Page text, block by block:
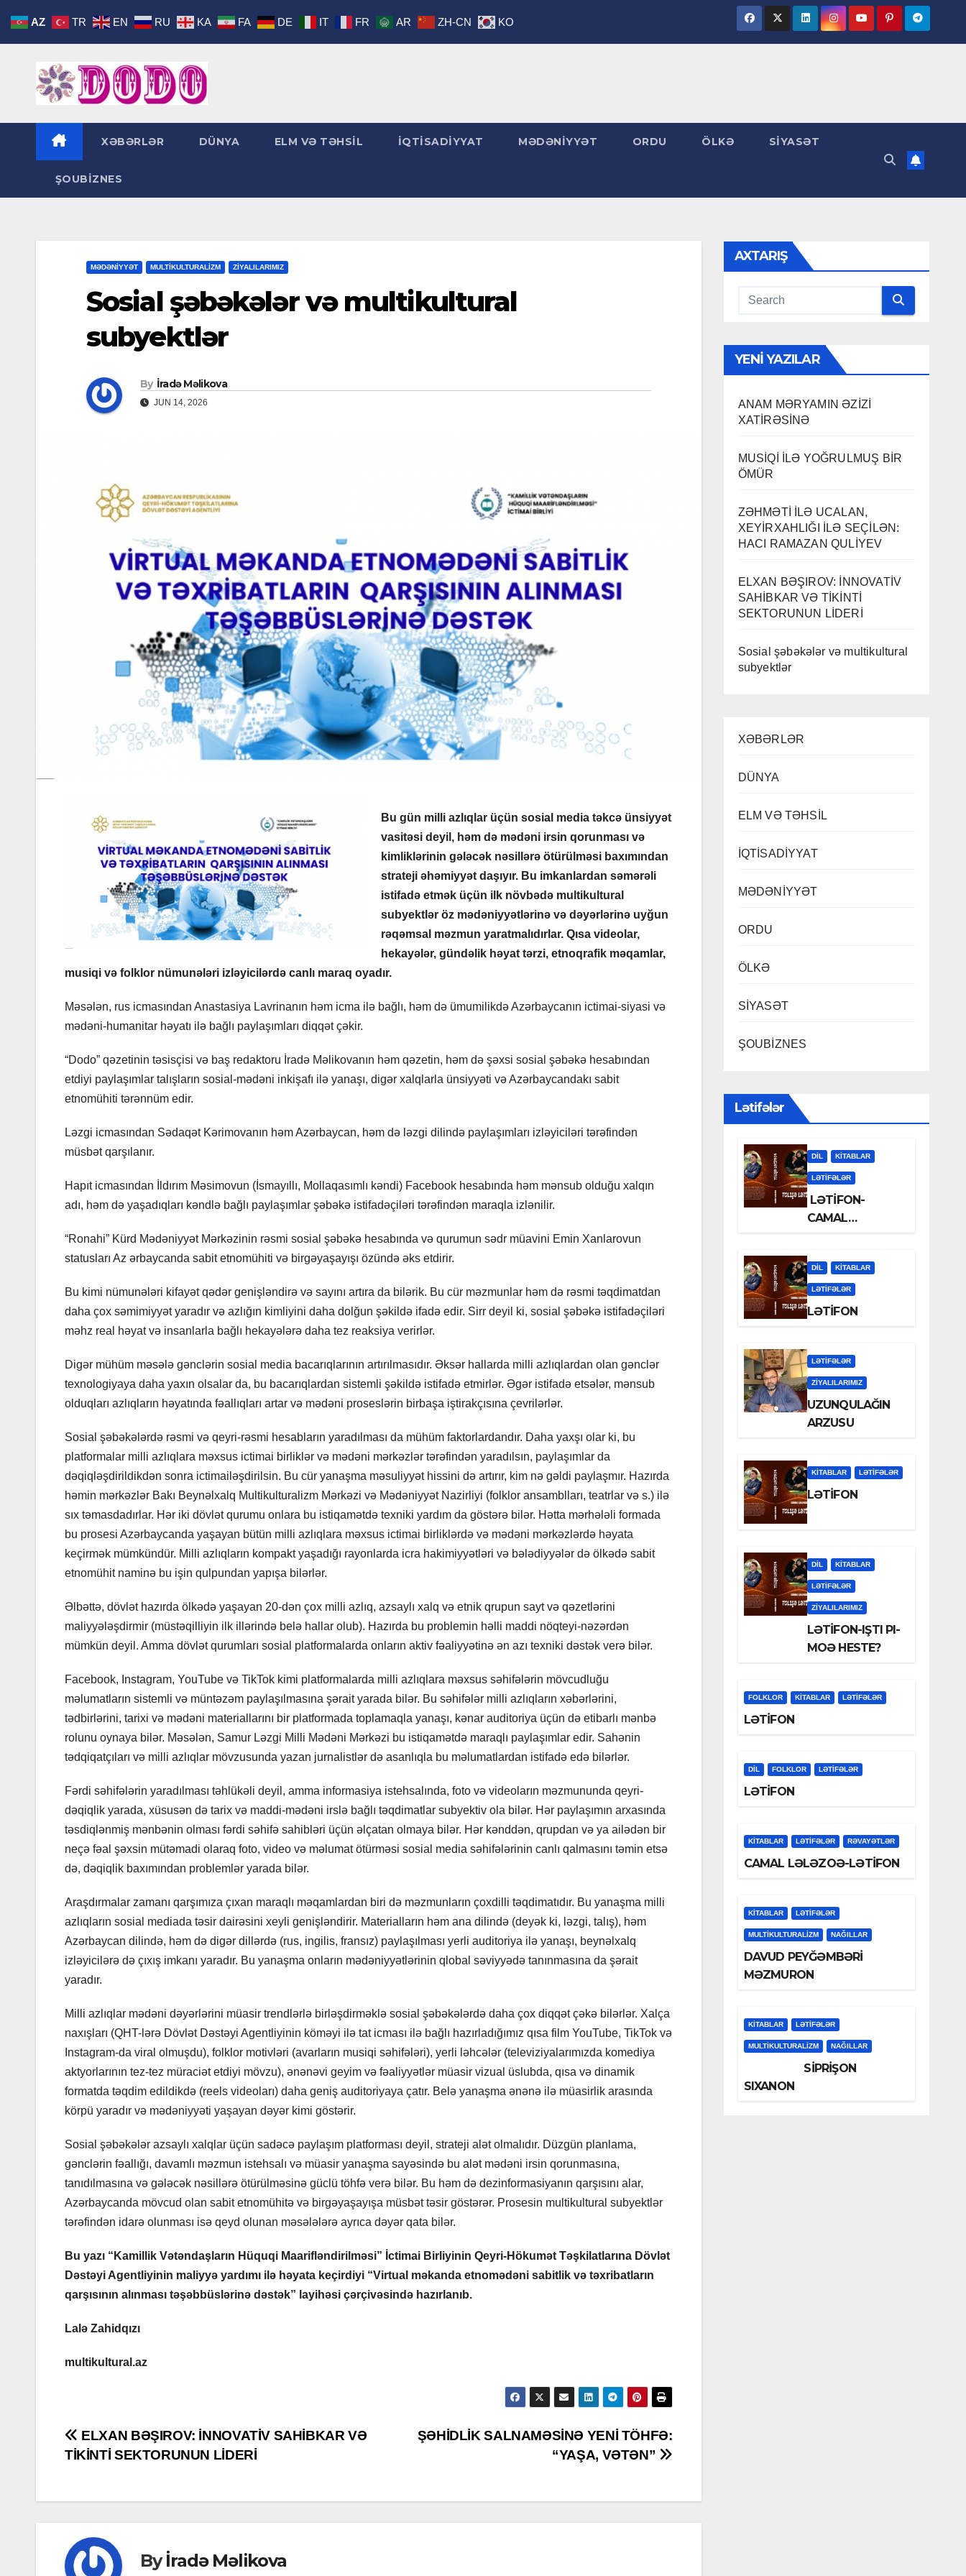
XƏBƏRLƏR DÜNYA ELM VƏ TƏHSİL İQTİSADİYYAT MƏDƏNİYYƏT ORDU ÖLKƏ SİYASƏT
ŞOUBİZNES
MƏDƏNİYYƏT MULTIKULTURALIZM ZİYALILARIMIZ
Sosial şəbəkələr və multikultural
subyektlər
By İradə Məlikova
JUN 14, 2026
Bu gün milli azlıqlar üçün sosial media təkcə ünsiyyət
vasitəsi deyil, həm də mədəni irsin qorunması və
kimliklərinin gələcək nəsillərə ötürülməsi baxımından
strateji əhəmiyyət daşıyır. Bu imkanlardan səmərəli
istifadə etmək üçün ilk növbədə multikultural
subyektlər öz mədəniyyətlərinə və dəyərlərinə uyğun
rəqəmsal məzmun yaratmalıdırlar. Qısa videolar,
hekayələr, gündəlik həyat tərzi, etnoqrafik məqamlar,
musiqi və folklor nümunələri izləyicilərdə canlı maraq oyadır.
Məsələn, rus icmasından Anastasiya Lavrinanın həm icma ilə bağlı, həm də ümumilikdə Azərbaycanın ictimai-siyasi və
mədəni-humanitar həyatı ilə bağlı paylaşımları diqqət çəkir.
“Dodo” qəzetinin təsisçisi və baş redaktoru İradə Məlikovanın həm qəzetin, həm də şəxsi sosial şəbəkə hesabından
etdiyi paylaşımlar talışların sosial-mədəni inkişafı ilə yanaşı, digər xalqlarla ünsiyyəti və Azərbaycandakı sabit
etnomühiti tərənnüm edir.
Ləzgi icmasından Sədaqət Kərimovanın həm Azərbaycan, həm də ləzgi dilində paylaşımları izləyiciləri tərəfindən
müsbət qarşılanır.
Hapıt icmasından İldırım Məsimovun (İsmayıllı, Mollaqasımlı kəndi) Facebook hesabında həm mənsub olduğu xalqın
adı, həm də yaşadıqları kəndlə bağlı paylaşımlar şəbəkə istifadəçiləri tərəfindən maraqla izlənilir.
“Ronahi” Kürd Mədəniyyət Mərkəzinin rəsmi sosial şəbəkə hesabında və qurumun sədr müavini Emin Xanlarovun
statusları Az ərbaycanda sabit etnomühiti və birgəyaşayışı özündə əks etdirir.
Bu kimi nümunələri kifayət qədər genişləndirə və sayını artıra da bilərik. Bu cür məzmunlar həm də rəsmi təqdimatdan
daha çox səmimiyyət yaradır və azlığın kimliyini daha dolğun şəkildə ifadə edir. Sirr deyil ki, sosial şəbəkə istifadəçiləri
məhz real həyat və insanlarla bağlı hekayələrə daha tez reaksiya verirlər.
Digər mühüm məsələ gənclərin sosial media bacarıqlarının artırılmasıdır. Əksər hallarda milli azlıqlardan olan gənclər
texnologiyaya daha yaxın olsalar da, bu bacarıqlardan sistemli şəkildə istifadə etmirlər. Əgər istifadə etsələr, mənsub
olduqları azlıqların həyatında fəallıqları artar və mədəni proseslərin birbaşa iştirakçısına çevrilərlər.
Sosial şəbəkələrdə rəsmi və qeyri-rəsmi hesabların yaradılması da mühüm faktorlardandır. Daha yaxşı olar ki, bu
platformalar milli azlıqlara məxsus ictimai birliklər və mədəni mərkəzlər tərəfindən yaradılsın, paylaşımlar da
dəqiqləşdirildikdən sonra ictimailəşdirilsin. Bu cür yanaşma məsuliyyət hissini də artırır, kim nə gəldi paylaşmır. Hazırda
həmin mərkəzlər Bakı Beynəlxalq Multikulturalizm Mərkəzi və Mədəniyyət Nazirliyi (folklor ansamblları, teatrlar və s.) ilə
sıx təmasdadırlar. Hər iki dövlət qurumu onlara bu istiqamətdə texniki yardım da göstərə bilər. Hətta mərhələli formada
bu prosesi Azərbaycanda yaşayan bütün milli azlıqlara məxsus ictimai birliklərdə və mədəni mərkəzlərdə həyata
keçirmək mümkündür. Milli azlıqların kompakt yaşadığı rayonlarda icra hakimiyyətləri və bələdiyyələr də ölkədə sabit
etnomühit naminə bu işin qulpundan yapışa bilərlər.
Əlbəttə, dövlət hazırda ölkədə yaşayan 20-dən çox milli azlıq, azsaylı xalq və etnik qrupun sayt və qəzetlərini
maliyyələşdirmir (müstəqilliyin ilk illərində belə hallar olub). Hazırda bu problemin həlli maddi nöqteyi-nəzərdən
mümkün deyil. Amma dövlət qurumları sosial platformalarda onların aktiv fəaliyyətinə ən azı texniki dəstək verə bilər.
Facebook, Instagram, YouTube və TikTok kimi platformalarda milli azlıqlara məxsus səhifələrin mövcudluğu
məlumatların sistemli və müntəzəm paylaşılmasına şərait yarada bilər. Bu səhifələr milli azlıqların xəbərlərini,
tədbirlərini, tarixi və mədəni materiallarını bir platformada toplamaqla yanaşı, kənar auditoriya üçün də etibarlı mənbə
rolunu oynaya bilər. Məsələn, Samur Ləzgi Milli Mədəni Mərkəzi bu istiqamətdə maraqlı paylaşımlar edir. Sahənin
tədqiqatçıları və milli azlıqlar mövzusunda yazan jurnalistlər də asanlıqla bu məlumatlardan istifadə edə bilərlər.
Fərdi səhifələrin yaradılması təhlükəli deyil, amma informasiya istehsalında, foto və videoların məzmununda qeyri-
dəqiqlik yarada, xüsusən də tarix və maddi-mədəni irslə bağlı təqdimatlar subyektiv ola bilər. Hər paylaşımın arxasında
təsdiqlənmiş mənbənin olması fərdi səhifə sahibləri üçün əlçatan olmaya bilər. Hər kənddən, qrupdan və ya ailədən bir
neçə fəal şəxsin mütəmadi olaraq foto, video və məlumat ötürməsi sosial media səhifələrinin canlı qalmasını təmin etsə
də, dəqiqlik baxımından problemlər yarada bilər.
Araşdırmalar zamanı qarşımıza çıxan maraqlı məqamlardan biri də məzmunların çoxdilli təqdimatıdır. Bu yanaşma milli
azlıqların sosial mediada təsir dairəsini xeyli genişləndirir. Materialların həm ana dilində (deyək ki, ləzgi, talış), həm
Azərbaycan dilində, həm də digər dillərdə (rus, ingilis, fransız) paylaşılması yerli auditoriya ilə yanaşı, beynəlxalq
izləyicilərə də çıxış imkanı yaradır. Bu yanaşma onların mədəniyyətlərinin qlobal səviyyədə tanınmasına da şərait
yaradır.
Milli azlıqlar mədəni dəyərlərini müasir trendlərlə birləşdirməklə sosial şəbəkələrdə daha çox diqqət çəkə bilərlər. Xalça
naxışları (QHT-lərə Dövlət Dəstəyi Agentliyinin köməyi ilə tat icması ilə bağlı hazırladığımız qısa film YouTube, TikTok və
Instagram-da viral olmuşdu), folklor motivləri (avarların musiqi səhifələri), yerli ləhcələr (televiziyalarımızda komediya
aktyorlarının tez-tez müraciət etdiyi mövzu), ənənəvi geyim və fəaliyyətlər müasir vizual üslubda, qısa və dinamik
formatda təqdim edildikdə (reels videoları) daha geniş auditoriyaya çatır. Belə yanaşma ənənə ilə müasirlik arasında
körpü yaradır və mədəniyyəti yaşayan dəyər kimi göstərir.
Sosial şəbəkələr azsaylı xalqlar üçün sadəcə paylaşım platforması deyil, strateji alət olmalıdır. Düzgün planlama,
gənclərin fəallığı, davamlı məzmun istehsalı və müasir yanaşma sayəsində bu alət mədəni irsin qorunmasına,
tanıdılmasına və gələcək nəsillərə ötürülməsinə güclü töhfə verə bilər. Bu həm də dezinformasiyanın qarşısını alar,
Azərbaycanda mövcud olan sabit etnomühitə və birgəyaşayışa müsbət təsir göstərər. Prosesin multikultural subyektlər
tərəfindən idarə olunması isə qeyd olunan məsələlərə ayrıca dəyər qata bilər.
Bu yazı “Kamillik Vətəndaşların Hüquqi Maarifləndirilməsi” İctimai Birliyinin Qeyri-Hökumət Təşkilatlarına Dövlət
Dəstəyi Agentliyinin maliyyə yardımı ilə həyata keçirdiyi “Virtual məkanda etnomədəni sabitlik və təxribatların
qarşısının alınması təşəbbüslərinə dəstək” layihəsi çərçivəsində hazırlanıb.
Lalə Zahidqızı
multikultural.az
Post
ŞƏHİDLİK SALNAMƏSİNƏ YENİ TÖHFƏ:
“YAŞA, VƏTƏN”
ELXAN BƏŞIROV: İNNOVATİV SAHİBKAR VƏ
TİKİNTİ SEKTORUNUN LİDERİ
Byİradə Məlikova
AXTARIŞ
YENI YAZILAR
ANAM MƏRYAMIN ƏZİZİ
XATİRƏSİNƏ
MUSİQİ İLƏ YOĞRULMUŞ BİR
ÖMÜR
ZƏHMƏTİ İLƏ UCALAN,
XEYİRXAHLIĞI İLƏ SEÇİLƏN:
HACI RAMAZAN QULİYEV
ELXAN BƏŞIROV: İNNOVATİV
SAHİBKAR VƏ TİKİNTİ
SEKTORUNUN LİDERİ
Sosial şəbəkələr və multikultural
subyektlər
XƏBƏRLƏR
DÜNYA
ELM VƏ TƏHSİL
İQTİSADİYYAT
MƏDƏNİYYƏT
ORDU
ÖLKƏ
SİYASƏT
ŞOUBİZNES
Lətifələr
DİL KİTABLAR
LƏTIFƏLƏR
LƏTİFON-
CAMAL
DİL KİTABLAR
LƏTIFƏLƏR
LƏTİFON
LƏTIFƏLƏR
ZİYALILARIMIZ
UZUNQULAĞIN
ARZUSU
KİTABLAR LƏTIFƏLƏR
LƏTİFON
DİL KİTABLAR
LƏTIFƏLƏR
ZİYALILARIMIZ
LƏTİFON-IŞTI PI-
MOƏ HESTE?
FOLKLOR KİTABLAR LƏTIFƏLƏR
LƏTİFON
DİL FOLKLOR LƏTIFƏLƏR
LƏTİFON
KİTABLAR LƏTIFƏLƏR RƏVAYƏTLƏR
CAMAL LƏLƏZOƏ-LƏTİFON
KİTABLAR LƏTIFƏLƏR
MULTIKULTURALIZM NAĞILLAR
DAVUD PEYĞƏMBƏRİ
MƏZMURON
KİTABLAR LƏTIFƏLƏR
MULTIKULTURALIZM NAĞILLAR
SİPRİŞON
SIXANON
AZ TR EN RU KA FA DE IT FR AR ZH-CN KO